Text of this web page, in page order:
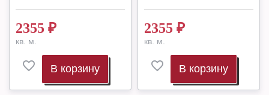
2355 ₽
кв. м.
В корзину
2355 ₽
кв. м.
В корзину